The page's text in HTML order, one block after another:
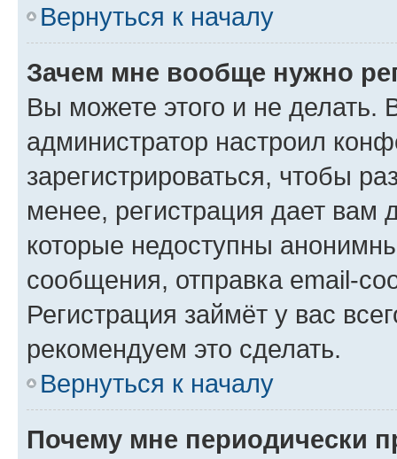
Вернуться к началу
Зачем мне вообще нужно
Вы можете этого и не делать.
администратор настроил
зарегистрироваться, чтобы
менее, регистрация дает вам
которые недоступны
сообщения, отправка email-
Регистрация займёт у вас
рекомендуем это сделать.
Вернуться к началу
Почему мне периодически